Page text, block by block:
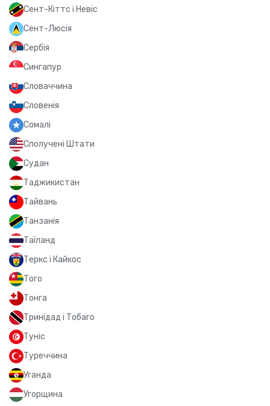
Сент-Кіттс і Невіс
Сент-Люсія
Сербія
Сингапур
Словаччина
Словенія
Сомалі
Сполучені Штати
Судан
Таджикистан
Тайвань
Танзанія
Таїланд
Теркс і Кайкос
Того
Тонга
Тринідад і Тобаго
Туніс
Туреччина
Уганда
Угорщина